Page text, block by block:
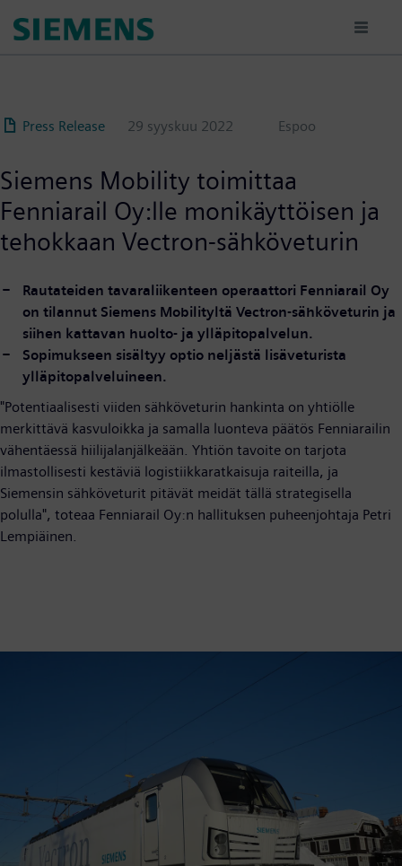
pääsisältöön
Press Release 29 syyskuu 2022 Espoo
Siemens Mobility toimittaa
Fenniarail Oy:lle monikäyttöisen ja
tehokkaan Vectron-sähköveturin
Rautateiden tavaraliikenteen operaattori Fenniarail Oy
on tilannut Siemens Mobilityltä Vectron-sähköveturin ja
siihen kattavan huolto- ja ylläpitopalvelun.
Sopimukseen sisältyy optio neljästä lisäveturista
ylläpitopalveluineen.
"Potentiaalisesti viiden sähköveturin hankinta on yhtiölle
merkittävä kasvuloikka ja samalla luonteva päätös Fenniarailin
vähentäessä hiilijalanjälkeään. Yhtiön tavoite on tarjota
ilmastollisesti kestäviä logistiikkaratkaisuja raiteilla, ja
Siemensin sähköveturit pitävät meidät tällä strategisella
polulla", toteaa Fenniarail Oy:n hallituksen puheenjohtaja Petri
Lempiäinen.